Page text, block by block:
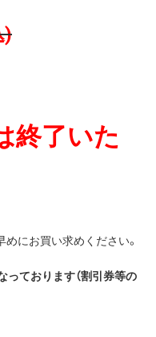
)
終了いた
にお買い求めください。
ております（割引券等の